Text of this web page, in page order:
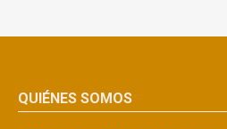
QUIÉNES SOMOS